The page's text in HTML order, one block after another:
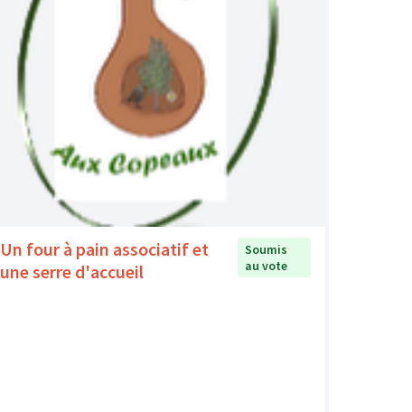
Un four à pain associatif et
une serre d'accueil
Soumis
au vote